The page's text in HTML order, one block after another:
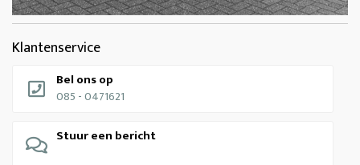
Klantenservice
Bel ons op
085 - 0471621
Stuur een bericht